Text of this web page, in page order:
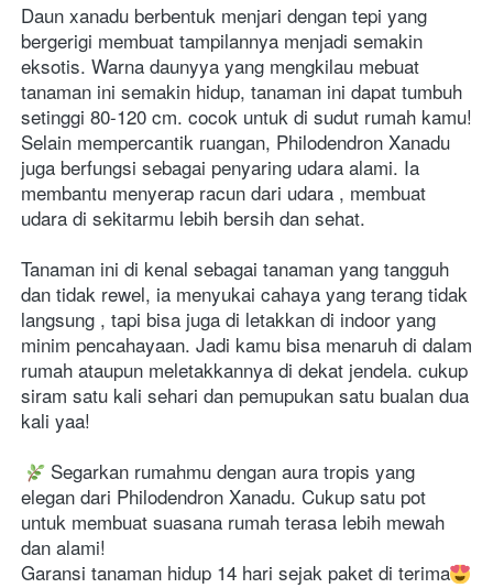
Daun xanadu berbentuk menjari dengan tepi yang
bergerigi membuat tampilannya menjadi semakin
eksotis. Warna daunyya yang mengkilau mebuat
tanaman ini semakin hidup, tanaman ini dapat tumbuh
setinggi 80-120 cm. cocok untuk di sudut rumah kamu!
Selain mempercantik ruangan, Philodendron Xanadu
juga berfungsi sebagai penyaring udara alami. Ia
membantu menyerap racun dari udara , membuat
udara di sekitarmu lebih bersih dan sehat.
Tanaman ini di kenal sebagai tanaman yang tangguh
dan tidak rewel, ia menyukai cahaya yang terang tidak
langsung , tapi bisa juga di letakkan di indoor yang
minim pencahayaan. Jadi kamu bisa menaruh di dalam
rumah ataupun meletakkannya di dekat jendela. cukup
siram satu kali sehari dan pemupukan satu bualan dua
kali yaa!
Segarkan rumahmu dengan aura tropis yang
elegan dari Philodendron Xanadu. Cukup satu pot
untuk membuat suasana rumah terasa lebih mewah
dan alami!
Garansi tanaman hidup 14 hari sejak paket di terima